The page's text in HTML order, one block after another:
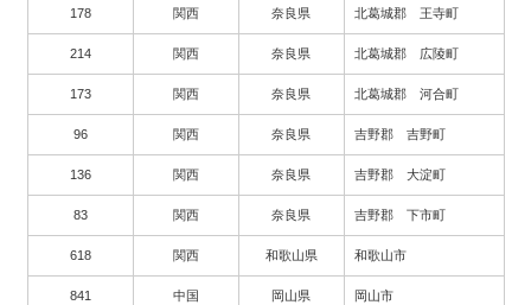
178 関西 奈良県 北葛城郡 王寺町
214 関西 奈良県 北葛城郡 広陵町
173 関西 奈良県 北葛城郡 河合町
96 関西 奈良県 吉野郡 吉野町
136 関西 奈良県 吉野郡 大淀町
83 関西 奈良県 吉野郡 下市町
618 関西 和歌山県 和歌山市
841 中国 岡山県 岡山市